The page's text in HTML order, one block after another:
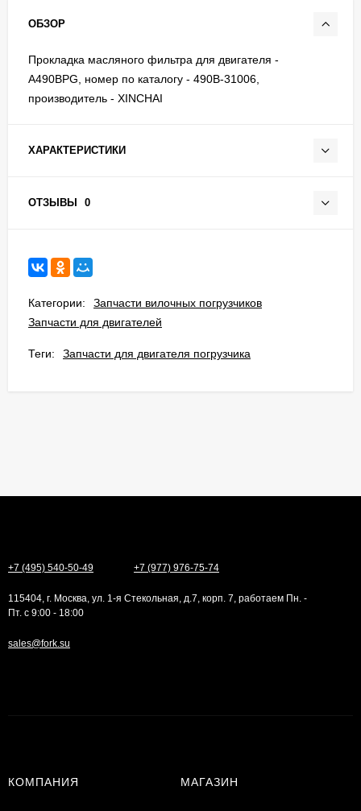
ОБЗОР
Прокладка масляного фильтра для двигателя -
A490BPG, номер по каталогу - 490B-31006,
производитель - XINCHAI
ХАРАКТЕРИСТИКИ
ОТЗЫВЫ 0
Категории:
Запчасти вилочных погрузчиков
Запчасти для двигателей
Теги: Запчасти для двигателя погрузчика
+7 (495) 540-50-49 +7 (977) 976-75-74
115404, г. Москва, ул. 1-я Стекольная, д.7, корп. 7, работаем Пн. -
Пт. с 9:00 - 18:00
sales@fork.su
КОМПАНИЯ МАГАЗИН